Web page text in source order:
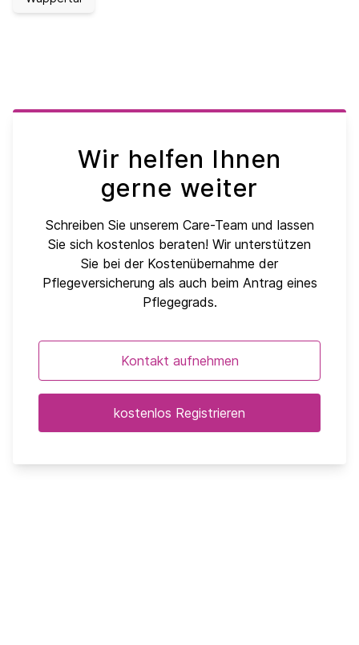
Wir helfen Ihnen
gerne weiter
Schreiben Sie unserem Care-Team und lassen
Sie sich kostenlos beraten! Wir unterstützen
Sie bei der Kostenübernahme der
Pflegeversicherung als auch beim Antrag eines
Pflegegrads.
Kontakt aufnehmen
kostenlos Registrieren